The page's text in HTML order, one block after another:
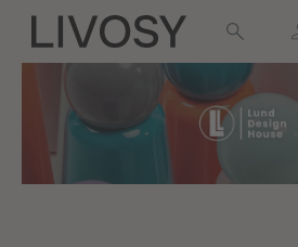
springen